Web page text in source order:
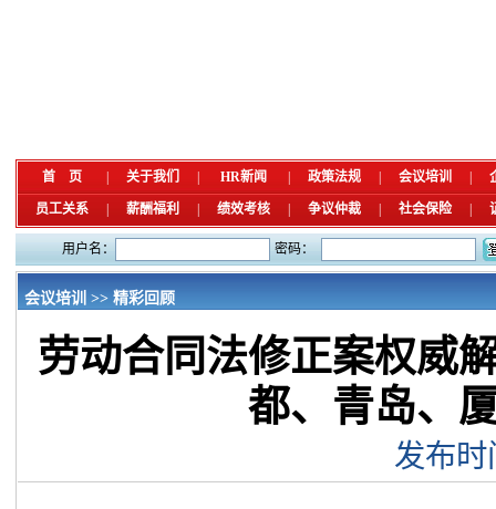
首 页 关于我们 HR新闻 政策法规 会议培训
员工关系 薪酬福利 绩效考核 争议仲裁 社会保险
用户名： 密码：
会议培训 >> 精彩回顾
劳动合同法修正案权威
都、青岛、
发布时